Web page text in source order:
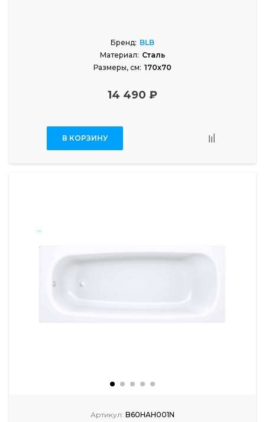
Бренд: BLB
Материал: Сталь
Размеры, см: 170x70
14 490 ₽
В КОРЗИНУ
Артикул: B60HAH001N